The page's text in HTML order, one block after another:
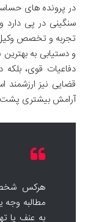
در پرونده های
سنگینی در پی دارد
تجربه و تخصص
و دستیابی به بهترین
دفاعیات قوی،
قضایی نیز ارزشمند
آرامش بیشتری پشت
هرکس
مطالبه وجه
به عنف یا